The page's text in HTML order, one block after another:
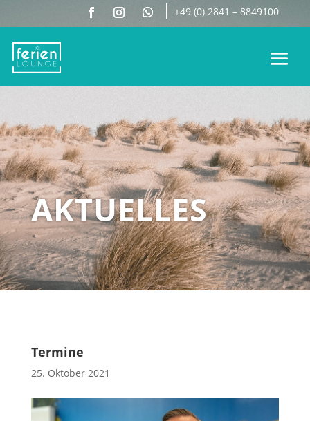
+49 (0) 2841 – 8849100
AKTUELLES
Termine
25. Oktober 2021